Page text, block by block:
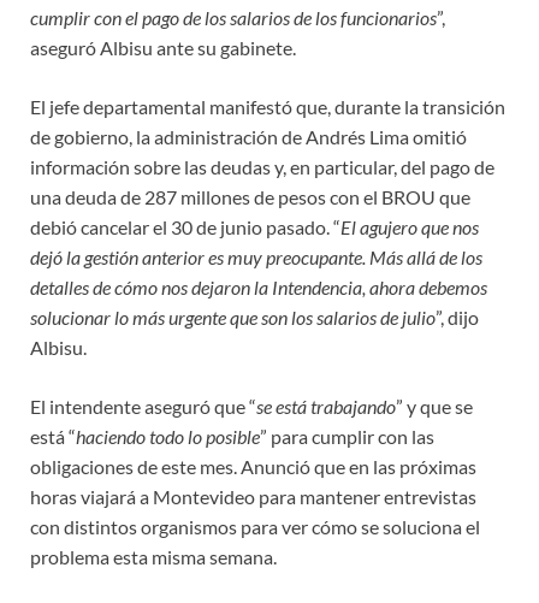
cumplir con el pago de los salarios de los funcionarios”,
aseguró Albisu ante su gabinete.
El jefe departamental manifestó que, durante la transición
de gobierno, la administración de Andrés Lima omitió
información sobre las deudas y, en particular, del pago de
una deuda de 287 millones de pesos con el BROU que
debió cancelar el 30 de junio pasado. “El agujero que nos
dejó la gestión anterior es muy preocupante. Más allá de los
detalles de cómo nos dejaron la Intendencia, ahora debemos
solucionar lo más urgente que son los salarios de julio”, dijo
Albisu.
El intendente aseguró que “se está trabajando” y que se
está “haciendo todo lo posible” para cumplir con las
obligaciones de este mes. Anunció que en las próximas
horas viajará a Montevideo para mantener entrevistas
con distintos organismos para ver cómo se soluciona el
problema esta misma semana.